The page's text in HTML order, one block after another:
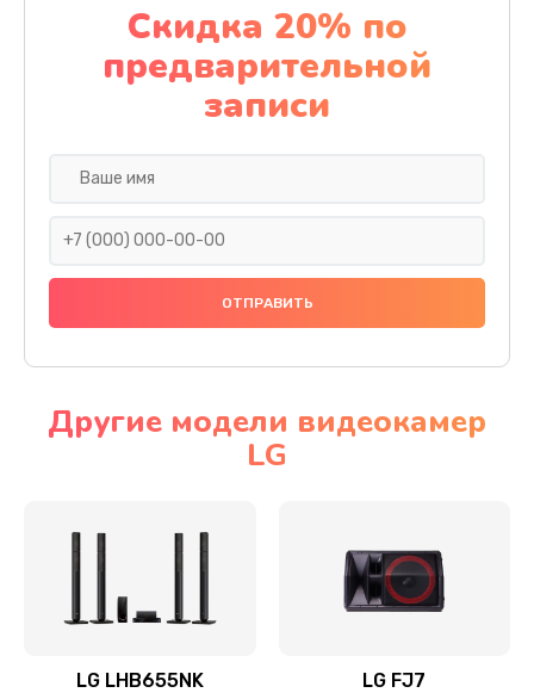
Замена дисплея (экрана)
2000 руб.
Заказать
Ремонт платы электроники
Прошивка
Ремонт механики привода
Ремонт / замена кнопок, клавиш, индикаторов,
Скидка 20% по
предварительной
записи
Другие модели видеокамер
LG
LG LHB655NK LG FJ7